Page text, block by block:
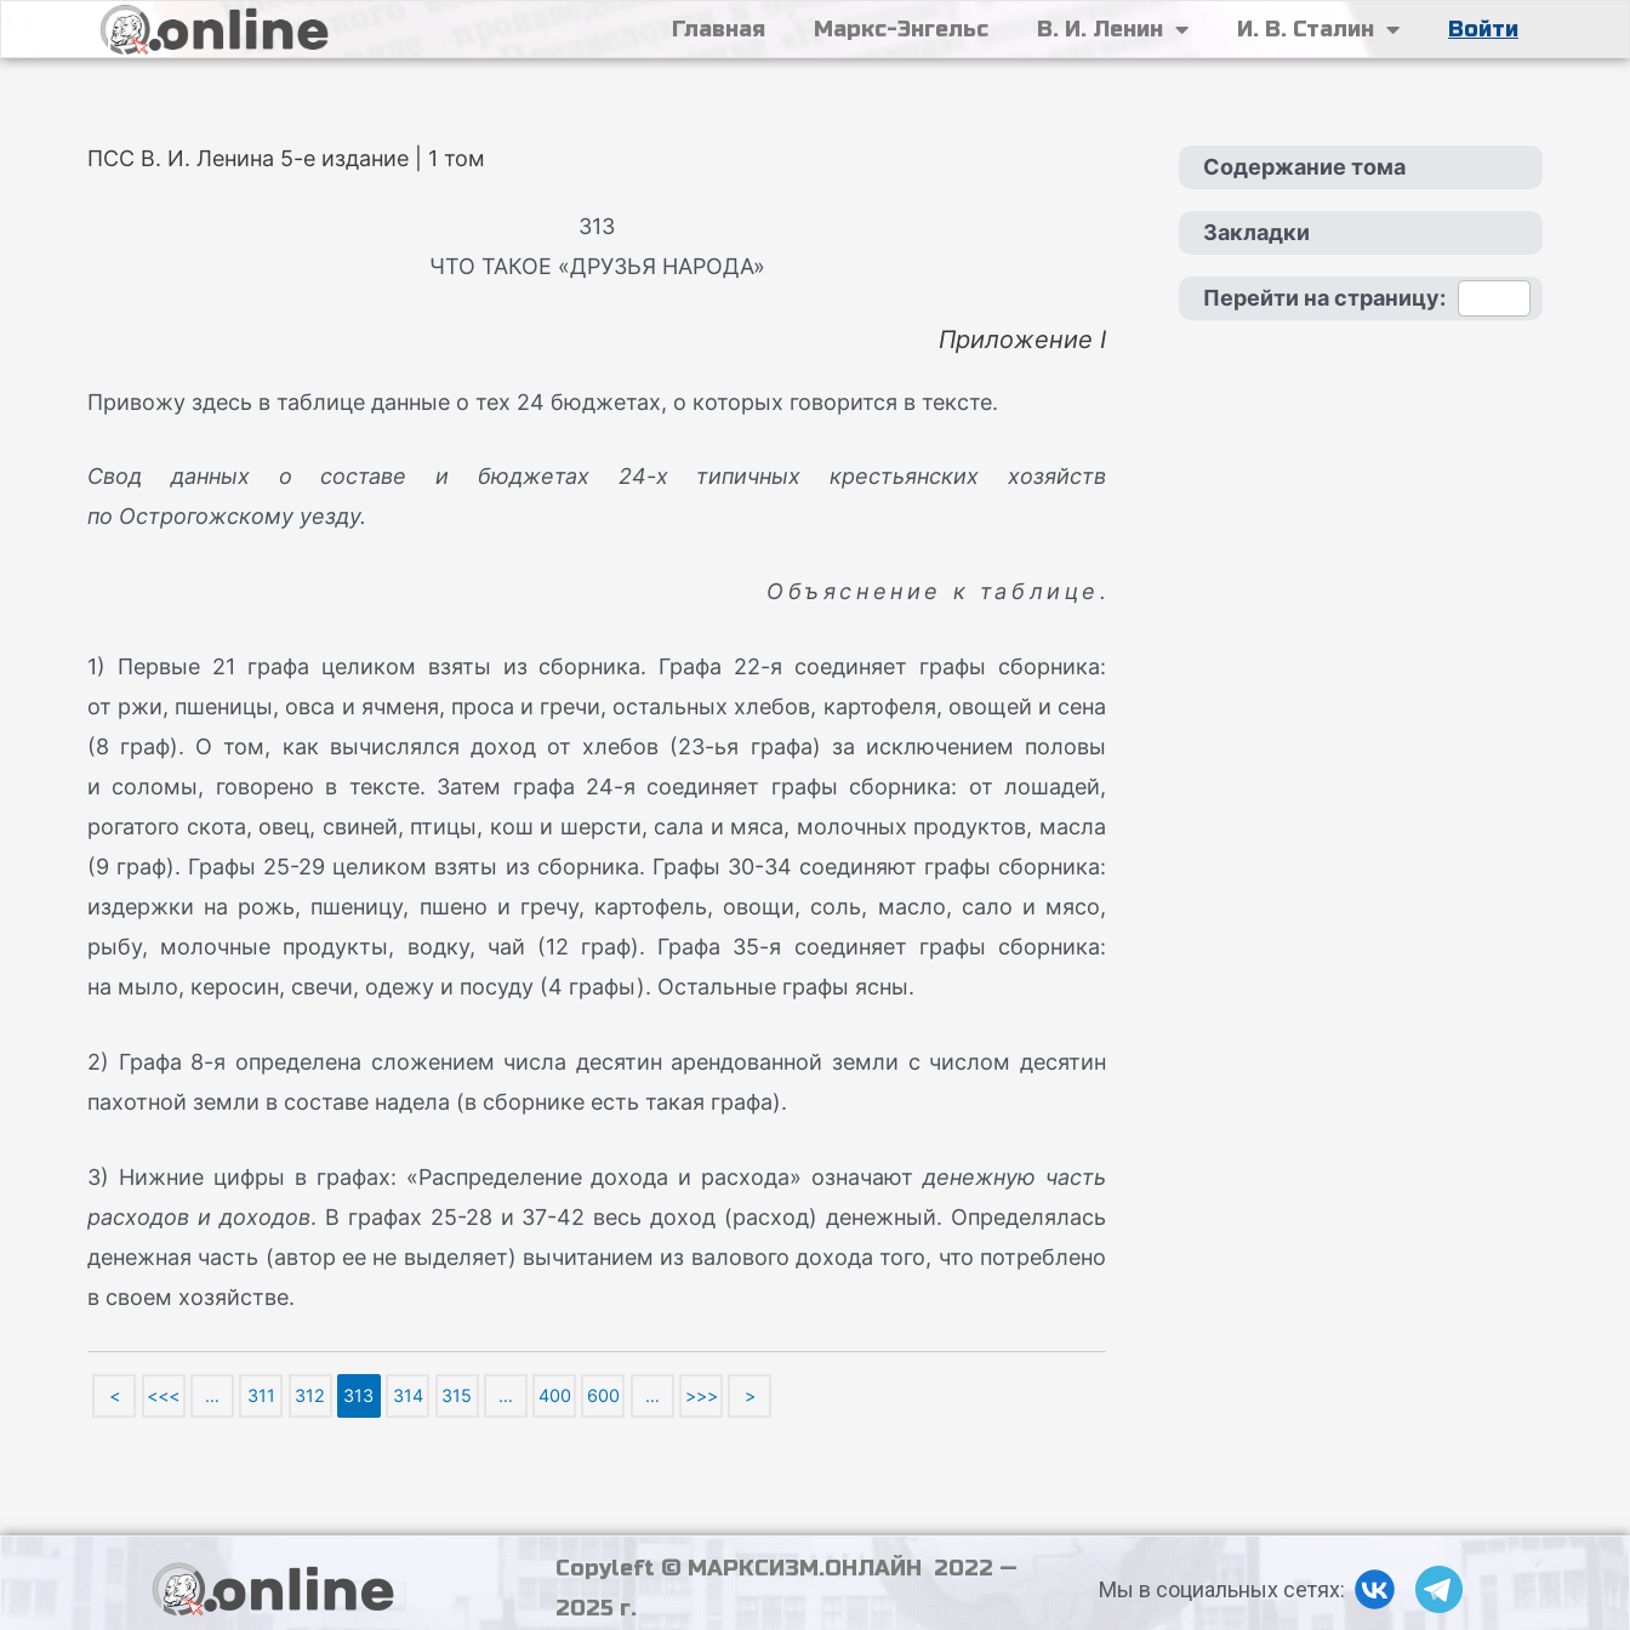
Главная Маркс-Энгельс В. И. Ленин И. В. Сталин Войти
ПСС В. И. Ленина 5-е издание | 1 том
313
ЧТО ТАКОЕ «ДРУЗЬЯ НАРОДА»
Приложение I
Привожу здесь в таблице данные о тех 24 бюджетах, о которых говорится в тексте.
Свод данных о составе и бюджетах 24-х типичных крестьянских хозяйств
по Острогожскому уезду.
Объяснение к таблице.
1) Первые 21 графа целиком взяты из сборника. Графа 22-я соединяет графы сборника:
от ржи, пшеницы, овса и ячменя, проса и гречи, остальных хлебов, картофеля, овощей и сена
(8 граф). О том, как вычислялся доход от хлебов (23-ья графа) за исключением половы
и соломы, говорено в тексте. Затем графа 24-я соединяет графы сборника: от лошадей,
рогатого скота, овец, свиней, птицы, кош и шерсти, сала и мяса, молочных продуктов, масла
(9 граф). Графы 25-29 целиком взяты из сборника. Графы 30-34 соединяют графы сборника:
издержки на рожь, пшеницу, пшено и гречу, картофель, овощи, соль, масло, сало и мясо,
рыбу, молочные продукты, водку, чай (12 граф). Графа 35-я соединяет графы сборника:
на мыло, керосин, свечи, одежу и посуду (4 графы). Остальные графы ясны.
2) Графа 8-я определена сложением числа десятин арендованной земли с числом десятин
пахотной земли в составе надела (в сборнике есть такая графа).
3) Нижние цифры в графах: «Распределение дохода и расхода» означаютденежную часть
расходов и доходов. В графах 25-28 и 37-42 весь доход (расход) денежный. Определялась
денежная часть (автор ее не выделяет) вычитанием из валового дохода того, что потреблено
в своем хозяйстве.
< <<< … 311 312 313 314 315 … 400 600 … >>> >
Содержание тома
Закладки
Перейти на страницу:
Copyleft © МАРКСИЗМ.ОНЛАЙН 2022 —
2025 г.
Мы в социальных сетях: